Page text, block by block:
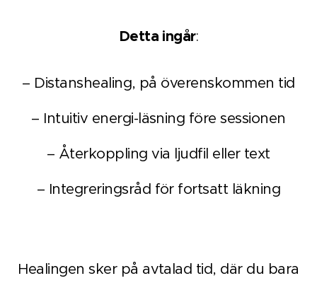
Detta ingår:
– Distanshealing, på överenskommen tid
– Intuitiv energi-läsning före sessionen
– Återkoppling via ljudfil eller text
– Integreringsråd för fortsatt läkning
Healingen sker på avtalad tid, där du bara